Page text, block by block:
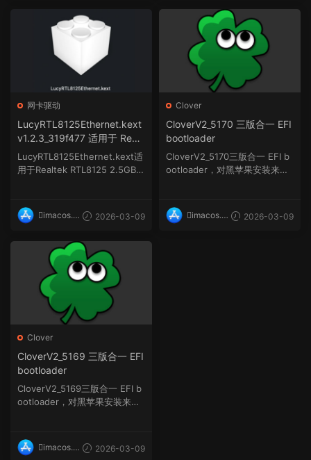
网卡驱动
LucyRTL8125Ethernet.kext
v1.2.3_319f477 适用于 Realt
ek RTL8125、RTL8125D 的
macOS 驱动程序
LucyRTL8125Ethernet.kext适
用于Realtek RTL8125 2.5GBit
imacos.t
2026-03-09
Clover
CloverV2_5170 三版合一 EFI
bootloader
CloverV2_5170三版合一 EFI b
ootloader，对黑苹果安装来
imacos.t
2026-03-09
Clover
CloverV2_5169 三版合一 EFI
bootloader
CloverV2_5169三版合一 EFI b
ootloader，对黑苹果安装来
imacos.t
2026-03-09